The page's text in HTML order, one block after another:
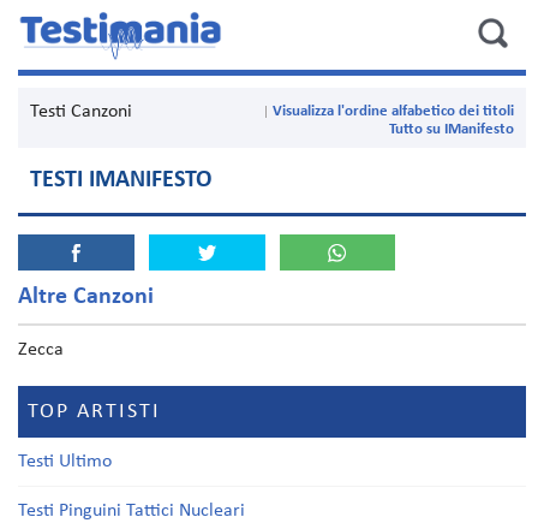
Testi Canzoni
Visualizza l'ordine alfabetico dei titoli
Tutto su IManifesto
TESTI IMANIFESTO
Altre Canzoni
Zecca
TOP ARTISTI
Testi Ultimo
Testi Pinguini Tattici Nucleari